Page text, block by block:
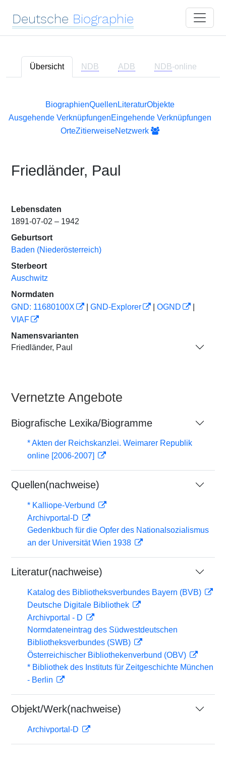
Deutsche Biographie
Übersicht NDB ADB NDB-online
BiographienQuellen LiteraturObjekte
Ausgehende VerknüpfungenEingehende Verknüpfungen
OrteZitierweiseNetzwerk
Friedländer, Paul
Lebensdaten
1891-07-02 – 1942
Geburtsort
Baden (Niederösterreich)
Sterbeort
Auschwitz
Normdaten
GND: 11680100X
GND-Explorer OGND
VIAF
Namensvarianten
Friedländer, Paul
Vernetzte Angebote
Biografische Lexika/Biogramme
* Akten der Reichskanzlei. Weimarer Republik
online [2006-2007]
Quellen(nachweise)
* Kalliope-Verbund
Archivportal-D
Gedenkbuch für die Opfer des Nationalsozialismus
an der Universität Wien 1938
Literatur(nachweise)
Katalog des Bibliotheksverbundes Bayern (BVB)
Deutsche Digitale Bibliothek
Archivportal - D
Normdateneintrag des Südwestdeutschen
Bibliotheksverbundes (SWB)
Österreichischer Bibliothekenverbund (OBV)
* Bibliothek des Instituts für Zeitgeschichte München
- Berlin
Objekt/Werk(nachweise)
Archivportal-D